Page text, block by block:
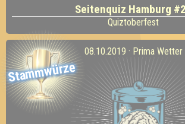
Seitenquiz Hamburg
Quiztoberfest
Stammwürze
08.10.2019 · Prima Wetter